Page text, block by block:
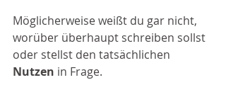
Möglicherweise weißt du gar nicht,
worüber überhaupt schreiben sollst
oder stellst den tatsächlichen
Nutzen in Frage.